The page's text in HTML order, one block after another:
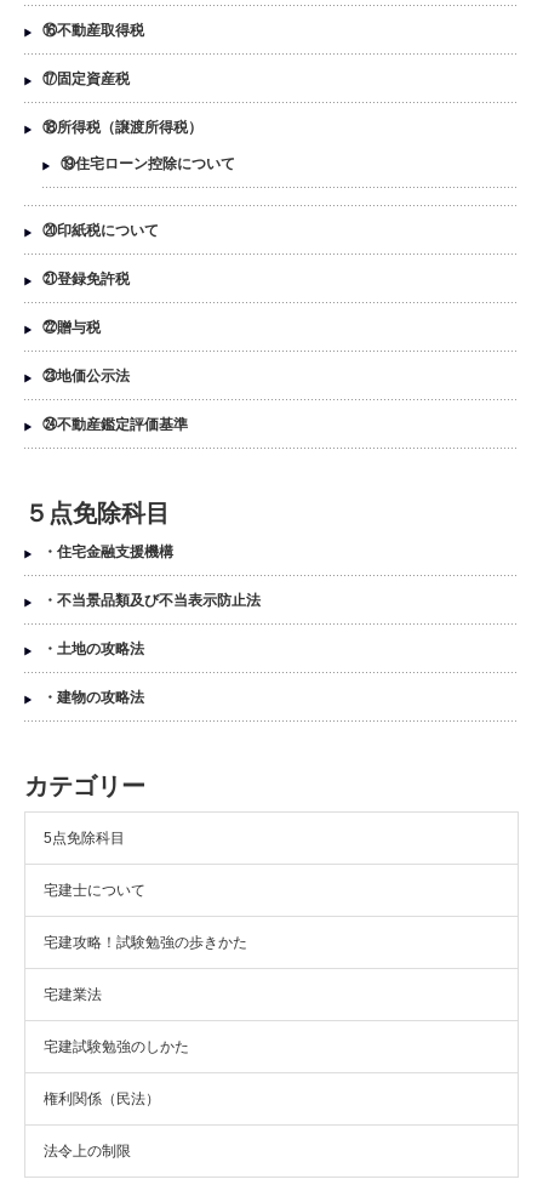
⑯不動産取得税
⑰固定資産税
⑱所得税（譲渡所得税）
⑲住宅ローン控除について
⑳印紙税について
㉑登録免許税
㉒贈与税
㉓地価公示法
㉔不動産鑑定評価基準
５点免除科目
・住宅金融支援機構
・不当景品類及び不当表示防止法
・土地の攻略法
・建物の攻略法
カテゴリー
5点免除科目
宅建士について
宅建攻略！試験勉強の歩きかた
宅建業法
宅建試験勉強のしかた
権利関係（民法）
法令上の制限